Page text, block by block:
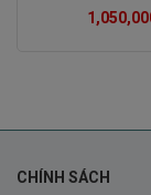
Rated
CHÍNH SÁCH